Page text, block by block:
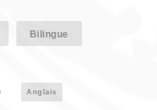
Bilingue
Anglais